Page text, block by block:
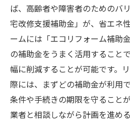
ば、高齢者や障害者のためのバ
宅改修支援補助金」が、省エネ
ームには「エコリフォーム補助
の補助金をうまく活用すること
幅に削減することが可能です。
際には、まずどの補助金が利用
条件や手続きの期限を守ること
業者と相談しながら計画を進め